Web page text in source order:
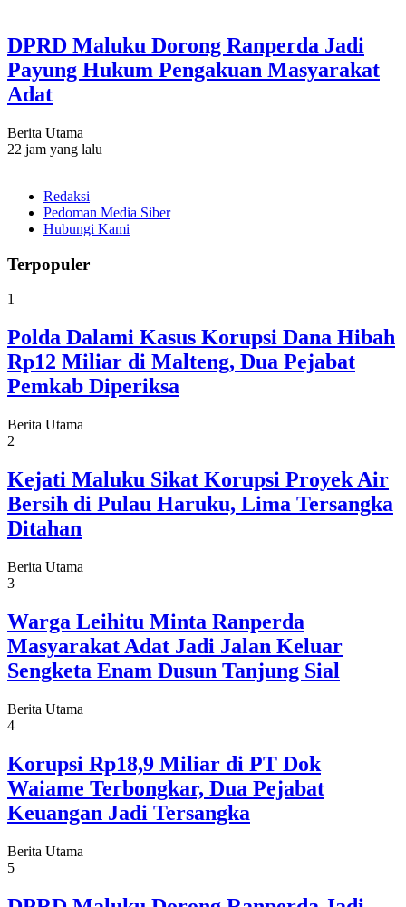
DPRD Maluku Dorong Ranperda Jadi
Payung Hukum Pengakuan Masyarakat
Adat
Berita Utama
22 jam yang lalu
Redaksi
Pedoman Media Siber
Hubungi Kami
Terpopuler
1
Polda Dalami Kasus Korupsi Dana Hibah
Rp12 Miliar di Malteng, Dua Pejabat
Pemkab Diperiksa
Berita Utama
2
Kejati Maluku Sikat Korupsi Proyek Air
Bersih di Pulau Haruku, Lima Tersangka
Ditahan
Berita Utama
3
Warga Leihitu Minta Ranperda
Masyarakat Adat Jadi Jalan Keluar
Sengketa Enam Dusun Tanjung Sial
Berita Utama
4
Korupsi Rp18,9 Miliar di PT Dok
Waiame Terbongkar, Dua Pejabat
Keuangan Jadi Tersangka
Berita Utama
5